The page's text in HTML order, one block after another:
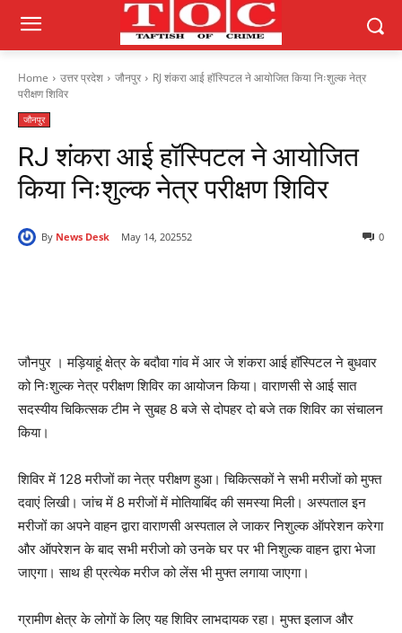
Home उत्तर प्रदेश जौनपुर
RJ शंकरा आई हॉस्पिटल ने आयोजित किया निःशुल्क नेत्र
परीक्षण शिविर
जौनपुर
RJ शंकरा आई हॉस्पिटल ने आयोजित
किया निःशुल्क नेत्र परीक्षण शिविर
By News Desk May 14, 2025 0
52
जौनपुर । मड़ियाहूं क्षेत्र के बदौवा गांव में आर जे शंकरा आई हॉस्पिटल ने बुधवार
को निःशुल्क नेत्र परीक्षण शिविर का आयोजन किया। वाराणसी से आई सात
सदस्यीय चिकित्सक टीम ने सुबह 8 बजे से दोपहर दो बजे तक शिविर का संचालन
किया।
शिविर में 128 मरीजों का नेत्र परीक्षण हुआ। चिकित्सकों ने सभी मरीजों को मुफ्त
दवाएं लिखी। जांच में 8 मरीजों में मोतियाबिंद की समस्या मिली। अस्पताल इन
मरीजों का अपने वाहन द्वारा वाराणसी अस्पताल ले जाकर निशुल्क ऑपरेशन करेगा
और ऑपरेशन के बाद सभी मरीजो को उनके घर पर भी निशुल्क वाहन द्वारा भेजा
जाएगा। साथ ही प्रत्येक मरीज को लेंस भी मुफ्त लगाया जाएगा।
ग्रामीण क्षेत्र के लोगों के लिए यह शिविर लाभदायक रहा। मुफ्त इलाज और